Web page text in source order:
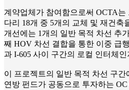
계약업체가 참여함으로써 OCTA는
다리 18개 중 5개의 교체 및 재건축
개선에는 1개의 일반 목적 차선 추
째 HOV 차선 결합을 통한 이중 급
과 I-605 사이 구간의 로컬 인터체
이 프로젝트의 일반 목적 차선 구간
연방 펀드가 공동으로 투자하는